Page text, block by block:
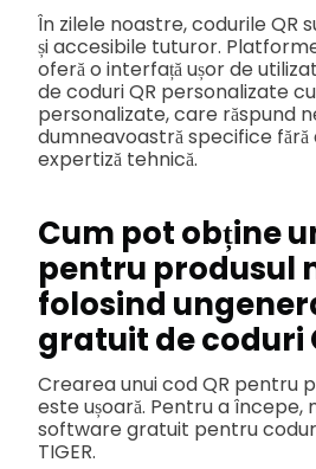
În zilele noastre, codurile QR
și accesibile tuturor.
oferă o interfață ușor de
de coduri QR personalizate
personalizate, care răspund
dumneavoastră specifice
expertiză tehnică.
Cum pot obține
pentru produsul
folosind un
gratuit de coduri
Crearea unui cod QR pentru
este ușoară. Pentru a începe,
software gratuit pentru
TIGER.